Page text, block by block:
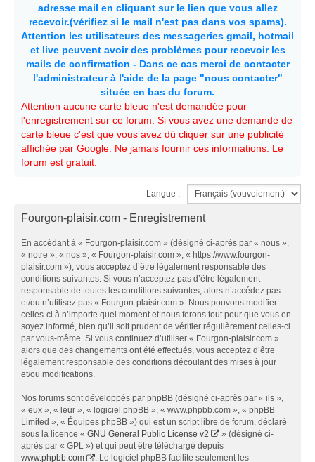
adresse mail en cliquant sur le lien que vous allez
recevoir.(vérifiez si le mail n'est pas dans vos spams).
Attention les utilisateurs des messageries gmail, hotmail
et live peuvent avoir des problèmes pour recevoir les
mails de confirmation - Dans ce cas merci de contacter
l'administrateur à l'aide de la page "nous contacter"
située en bas du forum.
Attention aucune carte bleue n'est demandée pour
l'enregistrement sur ce forum. Si vous avez une demande de
carte bleue c'est que vous avez dû cliquer sur une publicité
affichée par Google. Ne jamais fournir ces informations. Le
forum est gratuit.
Langue :
Fourgon-plaisir.com - Enregistrement
En accédant à « Fourgon-plaisir.com » (désigné ci-après par « nous »,
« notre », « nos », « Fourgon-plaisir.com », « https://www.fourgon-
plaisir.com »), vous acceptez d’être légalement responsable des
conditions suivantes. Si vous n’acceptez pas d’être légalement
responsable de toutes les conditions suivantes, alors n’accédez pas
et/ou n’utilisez pas « Fourgon-plaisir.com ». Nous pouvons modifier
celles-ci à n’importe quel moment et nous ferons tout pour que vous en
soyez informé, bien qu’il soit prudent de vérifier régulièrement celles-ci
par vous-même. Si vous continuez d’utiliser « Fourgon-plaisir.com »
alors que des changements ont été effectués, vous acceptez d’être
légalement responsable des conditions découlant des mises à jour
et/ou modifications.
Nos forums sont développés par phpBB (désigné ci-après par « ils »,
« eux », « leur », « logiciel phpBB », « www.phpbb.com », « phpBB
Limited », « Équipes phpBB ») qui est un script libre de forum, déclaré
sous la licence « GNU General Public License v2
» (désigné ci-
après par « GPL ») et qui peut être téléchargé depuis
www.phpbb.com
. Le logiciel phpBB facilite seulement les